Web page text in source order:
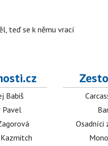
teď se k němu vrací
Babiš
Pavel
Osadníci